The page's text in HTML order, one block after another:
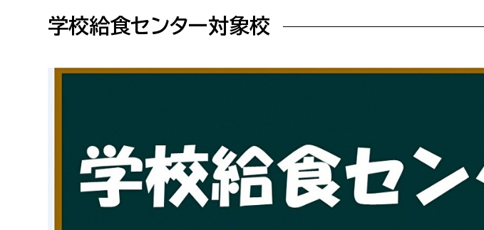
障がい者 都市基盤
地域安全課
人権・男女共同参画課
戸籍住民課
学校給食センター対象校